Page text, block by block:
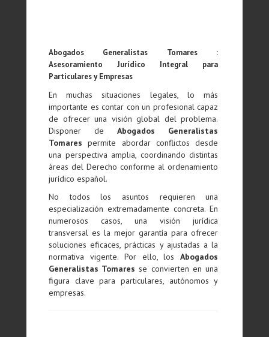
Abogados Generalistas Tomares :
Asesoramiento Jurídico Integral para
Particulares y Empresas
En muchas situaciones legales, lo más
importante es contar con un profesional capaz
de ofrecer una visión global del problema.
Disponer deAbogados Generalistas
Tomares permite abordar conflictos desde
una perspectiva amplia, coordinando distintas
áreas del Derecho conforme al ordenamiento
jurídico español.
No todos los asuntos requieren una
especialización extremadamente concreta. En
numerosos casos, una visión jurídica
transversal es la mejor garantía para ofrecer
soluciones eficaces, prácticas y ajustadas a la
normativa vigente. Por ello, losAbogados
Generalistas Tomares se convierten en una
figura clave para particulares, autónomos y
empresas.